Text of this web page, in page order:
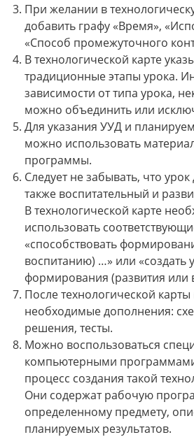
При желании в
добавить графу «Время»,
«Способ промежуточного
В технологической карте
традиционные этапы урока.
зависимости от типа урока,
можно объединить или
Для указания УУД и
можно использовать
программы.
Следует не забывать, что
также воспитательный и
В технологической карте
использовать
«способствовать
воспитанию) …» или «создать
формирования (развития или
После технологической
необходимые дополнения:
решения, тесты.
Можно воспользоваться
компьютерными
процесс создания такой
Они содержат рабочую
определенному предмету,
планируемых результатов.